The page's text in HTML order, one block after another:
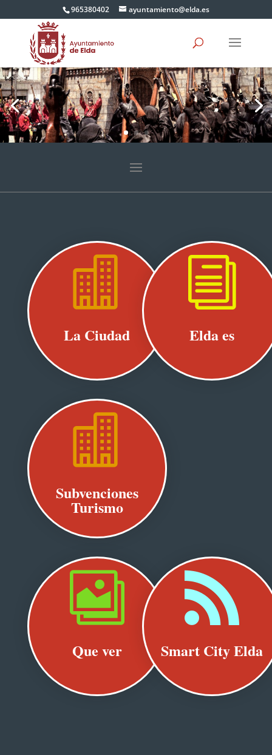
965380402 ayuntamiento@elda.es

La Ciudad

Subvenciones
Turismo
i
Elda es

Que ver

Smart City Elda